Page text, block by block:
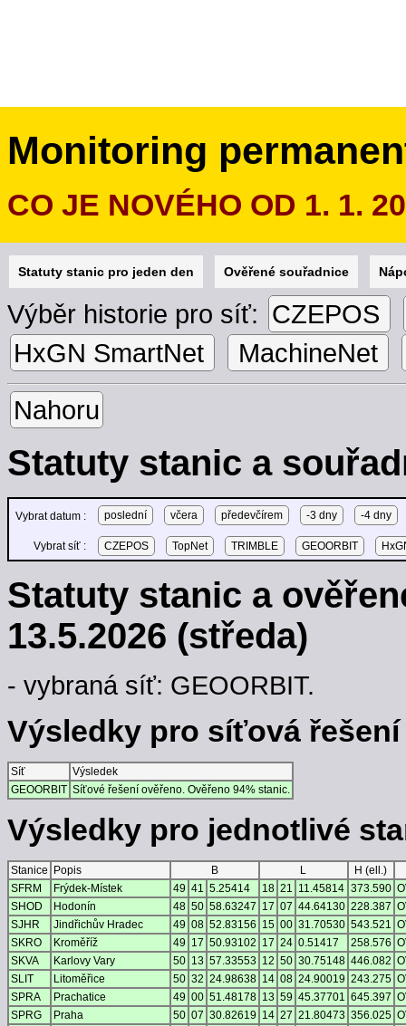
Monitoring
CO JE NOVÉHO OD 1. 1.
Statuty stanic pro jeden den Ověřené souřadnice
Výběr historie pro síť: CZEPOS
HxGN SmartNet
MachineNet
Nahoru
Statuty stanic a
Vybrat datum : poslední včera předevčírem -3 dny -4 dny
Vybrat síť : CZEPOS TopNet TRIMBLE GEOORBIT
Statuty stanic a
13.5.2026 (středa)
- vybraná síť: GEOORBIT.
Výsledky pro síťová
Síť
Výsledek
GEOORBIT Síťové řešení ověřeno. Ověřeno 94% stanic.
Výsledky pro jednotlivé
Stanice Popis B L
H (ell.)
SFRM
Frýdek-Místek 49 41 5.25414 18 21 11.45814 373.590
SHOD
Hodonín 48 50 58.63247 17 07 44.64130 228.387
SJHR
Jindřichův Hradec 49 08 52.83156 15 00 31.70530 543.521
SKRO
Kroměříž 49 17 50.93102 17 24 0.51417 258.576
SKVA
Karlovy Vary 50 13 57.33553 12 50 30.75148 446.082
SLIT
Litoměřice 50 32 24.98638 14 08 24.90019 243.275
SPRA
Prachatice 49 00 51.48178 13 59 45.37701 645.397
SPRG
Praha 50 07 30.82619 14 27 21.80473 356.025